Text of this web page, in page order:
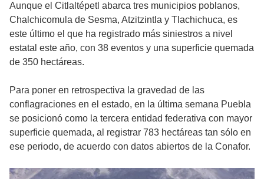
Aunque el Citlaltépetl abarca tres municipios poblanos,
Chalchicomula de Sesma, Atzitzintla y Tlachichuca, es
este último el que ha registrado más siniestros a nivel
estatal este año, con 38 eventos y una superficie quemada
de 350 hectáreas.
Para poner en retrospectiva la gravedad de las
conflagraciones en el estado, en la última semana Puebla
se posicionó como la tercera entidad federativa con mayor
superficie quemada, al registrar 783 hectáreas tan sólo en
ese periodo, de acuerdo con datos abiertos de la Conafor.